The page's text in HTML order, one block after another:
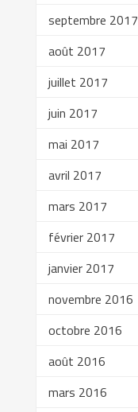
septembre 2017
août 2017
juillet 2017
juin 2017
mai 2017
avril 2017
mars 2017
février 2017
janvier 2017
novembre 2016
octobre 2016
août 2016
mars 2016